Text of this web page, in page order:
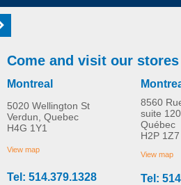
Come and visit our stores
Montreal
5020 Wellington St
Verdun, Quebec
H4G 1Y1
View map
Tel: 514.379.1328
8560
suite
Québec
H2P 1Z7
View map
Tel: